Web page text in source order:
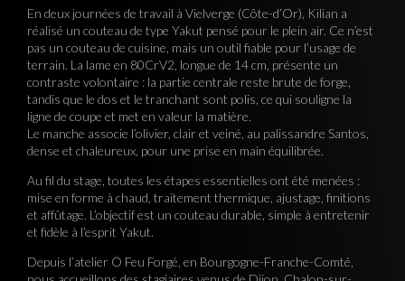
En deux journées de travail à Vielverge (Côte-d’Or), Kilian a
réalisé un couteau de type Yakut pensé pour le plein air. Ce n’est
pas un couteau de cuisine, mais un outil fiable pour l’usage de
terrain. La lame en 80CrV2, longue de 14 cm, présente un
contraste volontaire : la partie centrale reste brute de forge,
tandis que le dos et le tranchant sont polis, ce qui souligne la
ligne de coupe et met en valeur la matière.
Le manche associe l’olivier, clair et veiné, au palissandre Santos,
dense et chaleureux, pour une prise en main équilibrée.
Au fil du stage, toutes les étapes essentielles ont été menées :
mise en forme à chaud, traitement thermique, ajustage, finitions
et affûtage. L’objectif est un couteau durable, simple à entretenir
et fidèle à l’esprit Yakut.
Depuis l’atelier Ô Feu Forgé, en Bourgogne-Franche-Comté,